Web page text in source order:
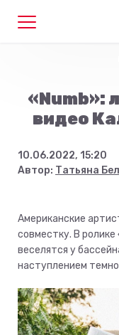
«Numb»:
видео
10.06.2022, 15:20
Автор: Татьяна
Американские
совместку. В
веселятся у
наступлением